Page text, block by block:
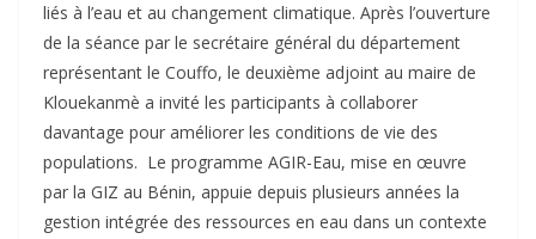
liés à l’eau et au changement climatique. Après l’ouverture
de la séance par le secrétaire général du département
représentant le Couffo, le deuxième adjoint au maire de
Klouekanmè a invité les participants à collaborer
davantage pour améliorer les conditions de vie des
populations. ‎ ‎Le programme AGIR-Eau, mise en œuvre
par la GIZ au Bénin, appuie depuis plusieurs années la
gestion intégrée des ressources en eau dans un contexte